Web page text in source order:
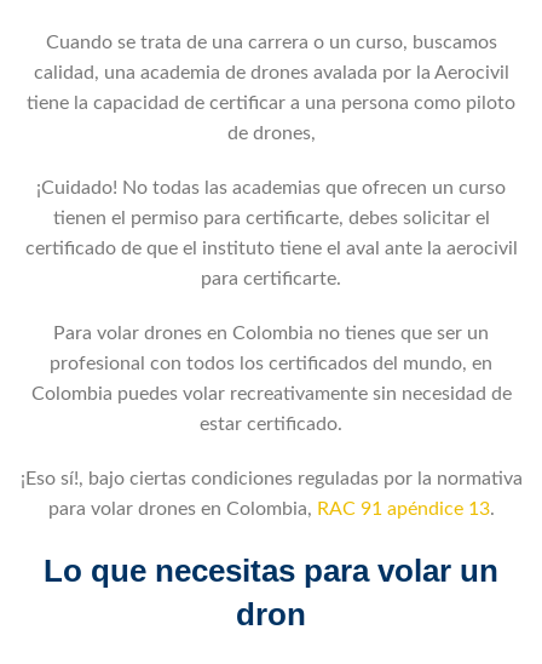
Cuando se trata de una carrera o un curso, buscamos
calidad, una academia de drones avalada por la Aerocivil
tiene la capacidad de certificar a una persona como piloto
de drones,
¡Cuidado! No todas las academias que ofrecen un curso
tienen el permiso para certificarte, debes solicitar el
certificado de que el instituto tiene el aval ante la aerocivil
para certificarte.
Para volar drones en Colombia no tienes que ser un
profesional con todos los certificados del mundo, en
Colombia puedes volar recreativamente sin necesidad de
estar certificado.
¡Eso sí!, bajo ciertas condiciones reguladas por la normativa
para volar drones en Colombia, RAC 91 apéndice 13.
Lo que necesitas para volar un
dron